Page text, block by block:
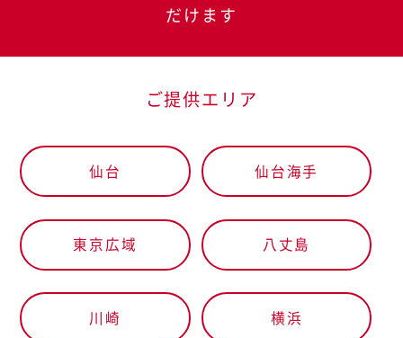
だけます
ご提供エリア
仙台 仙台海手
東京広域 八丈島
川崎 横浜